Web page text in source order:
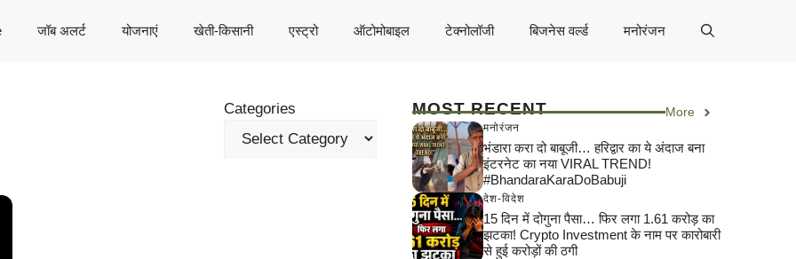
जॉब अलर्ट योजनाएं खेती-किसानी एस्ट्रो ऑटोमोबाइल टेक्नोलॉजी बिजनेस वर्ल्ड मनोरंजन
Categories MOST RECENT More
मनोरंजन
भंडारा करा दो बाबूजी… हरिद्वार का ये अंदाज बना
इंटरनेट का नया VIRAL TREND!
#BhandaraKaraDoBabuji
देश-विदेश
15 दिन में दोगुना पैसा… फिर लगा 1.61 करोड़ का
झटका! Crypto Investment के नाम पर कारोबारी
से हुई करोड़ों की ठगी